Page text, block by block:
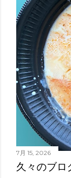
7月 15, 2026
久々のブロ